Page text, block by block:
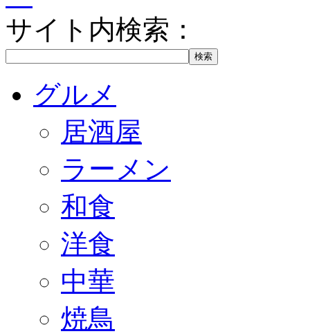
サイト内検索：
グルメ
居酒屋
ラーメン
和食
洋食
中華
焼鳥